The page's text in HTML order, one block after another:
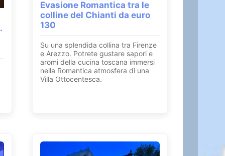
Evasione Romantica tra le
colline del Chianti da euro
130
Su una splendida collina tra Firenze
e Arezzo. Potrete gustare sapori e
aromi della cucina toscana immersi
nella Romantica atmosfera di una
Villa Ottocentesca.